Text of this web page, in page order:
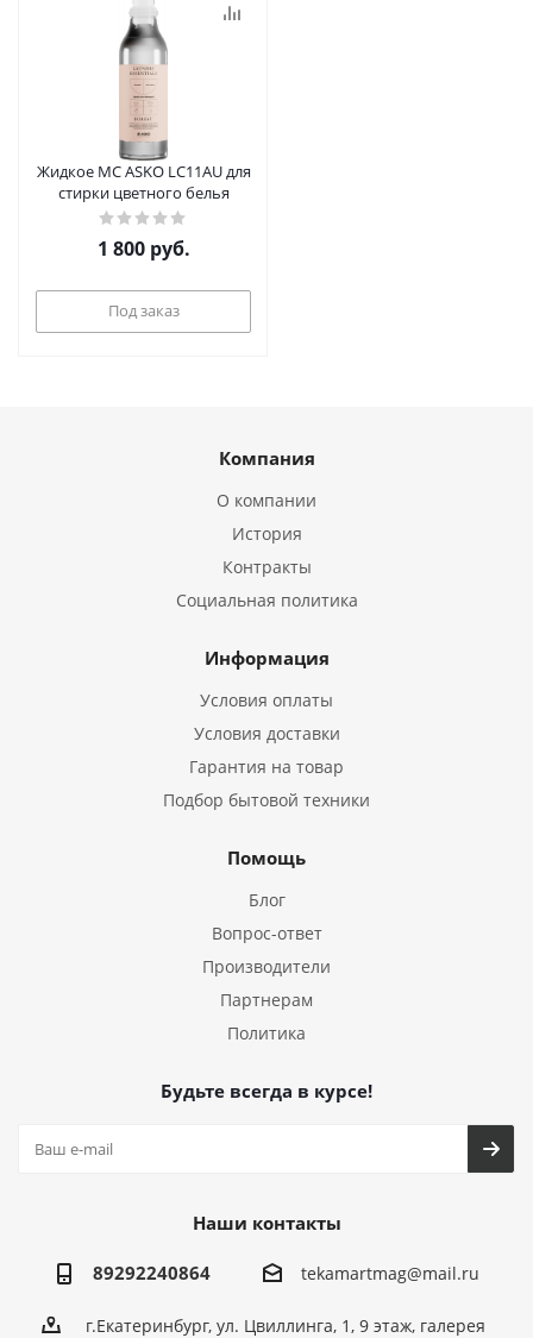
Жидкое МС ASKO LC11AU для
стирки цветного белья
1 800руб.
Под заказ
Компания
О компании
История
Контракты
Социальная политика
Информация
Условия оплаты
Условия доставки
Гарантия на товар
Подбор бытовой техники
Помощь
Блог
Вопрос-ответ
Производители
Партнерам
Политика
Будьте всегда в курсе!
Наши контакты
89292240864 tekamartmag@mail.ru
г.Екатеринбург, ул. Цвиллинга, 1, 9 этаж, галерея